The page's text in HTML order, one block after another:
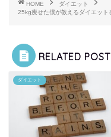
HOME
ダイエット
25kg痩せた僕が教えるダイエット
RELATED POST
ダイエット